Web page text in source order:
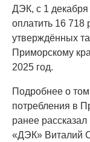
ДЭК, с 1 декабря
оплатить 16
утверждённых
Приморскому
2025 год.
Подробнее о
потребления в
ранее
«ДЭК» Виталий